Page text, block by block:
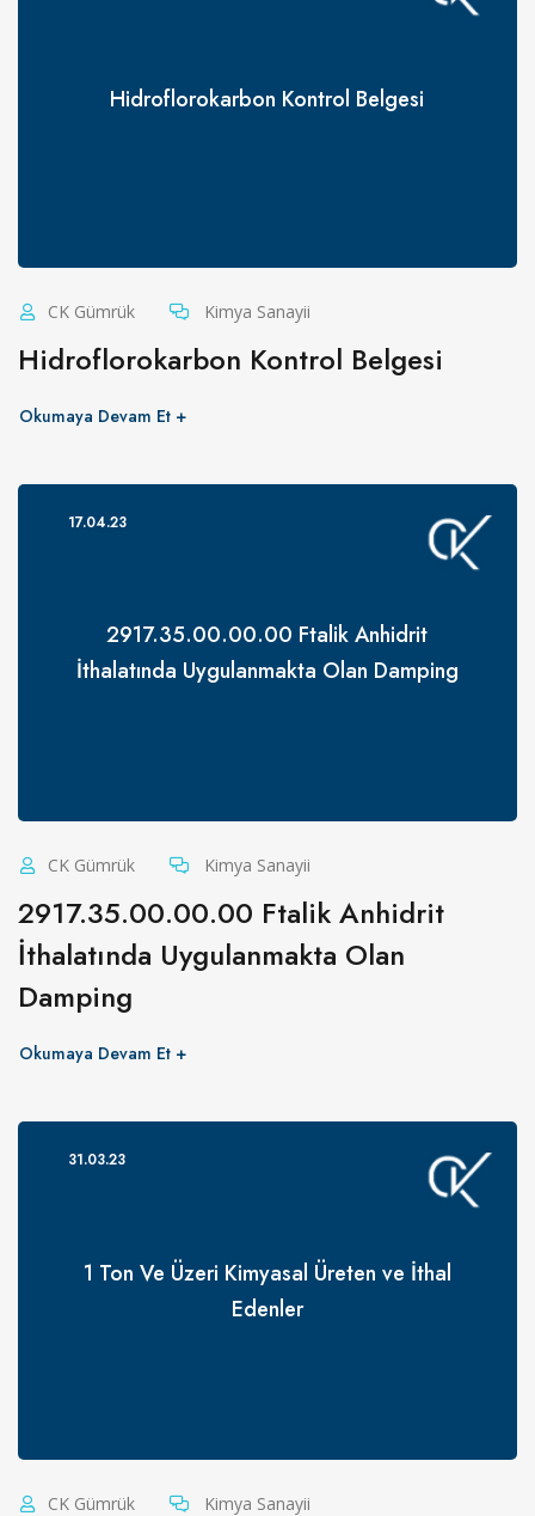
Hidroflorokarbon Kontrol Belgesi
CK Gümrük Kimya Sanayii
Hidroflorokarbon Kontrol Belgesi
Okumaya Devam Et
2917.35.00.00.00 Ftalik Anhidrit
İthalatında Uygulanmakta Olan Damping
17.04.23
CK Gümrük Kimya Sanayii
2917.35.00.00.00 Ftalik Anhidrit
İthalatında Uygulanmakta Olan
Damping
Okumaya Devam Et
1 Ton Ve Üzeri Kimyasal Üreten ve İthal
Edenler
31.03.23
CK Gümrük Kimya Sanayii